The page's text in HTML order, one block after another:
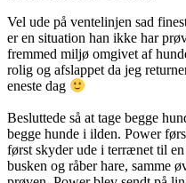
Vel ude på ventelinjen sad
er en situation han ikke har
fremmed miljø omgivet af
rolig og afslappet da jeg
eneste dag
Besluttede så at tage begge
begge hunde i ilden. Power
først skyder ude i terrænet til
busken og råber hare, samme